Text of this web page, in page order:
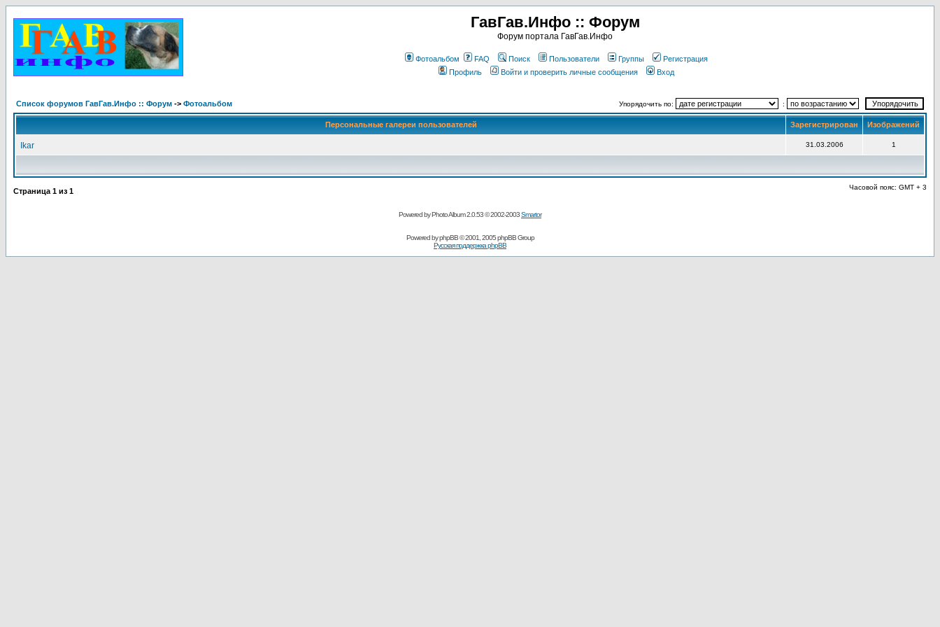
ГавГав.Инфо :: Форум
Форум портала ГавГав.Инфо
Фотоальбом FAQ Поиск Пользователи Группы
Регистрация
Профиль
Войти и проверить личные сообщения Вход
Список форумов ГавГав.Инфо :: Форум -> Фотоальбом Упорядочить по: :
Персональные галереи пользователей Зарегистрирован Изображений
Ikar 31.03.2006 1
Страница 1 из 1 Часовой пояс: GMT + 3
Powered by Photo Album 2.0.53 © 2002-2003Smartor
Powered byphpBB© 2001, 2005 phpBB Group
Русская поддержка phpBB